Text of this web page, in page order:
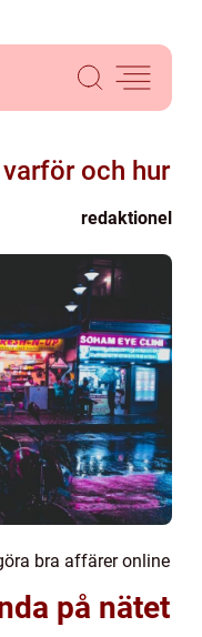
och hur
redaktionel
bra affärer online
på nätet